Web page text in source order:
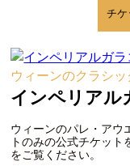
チケ
ウィーンのクラシ
インペリアル
ウィーンのパレ・アウ
トのみの公式チケッ
をご覧ください。